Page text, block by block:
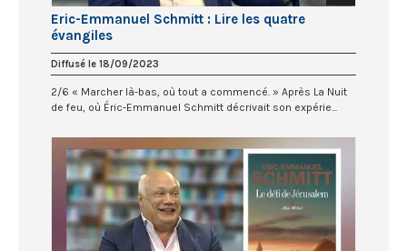
Eric-Emmanuel Schmitt : Lire les quatre
évangiles
Diffusé le 18/09/2023
2/6 « Marcher là-bas, où tout a commencé. » Après La Nuit
de feu, où Éric-Emmanuel Schmitt décrivait son expérie...